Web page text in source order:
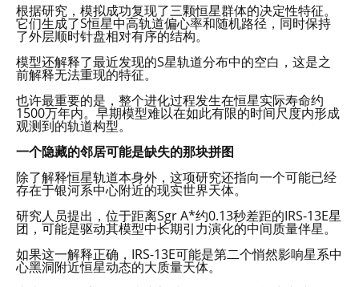
根据研究，模拟成功复现了三颗恒星群体的决定性特征。
它们生成了S恒星中高轨道偏心率和随机路径，同时保持
了外层顺时针盘相对有序的结构。
模型还解释了最近发现的S星轨道分布中的空白，这是之
前解释无法重现的特征。
也许最重要的是，整个进化过程发生在恒星实际寿命约
1500万年内。早期模型难以在如此有限的时间尺度内形成
观测到的轨道构型。
一个隐藏的邻居可能是缺失的那块拼图
除了解释恒星轨道本身外，这项研究还指向一个可能已经
存在于银河系中心附近的现实世界天体。
研究人员提出，位于距离Sgr A*约0.13秒差距的IRS-13E星
团，可能是驱动其模型中长期引力演化的中间质量伴星。
如果这一解释正确，IRS-13E可能是第二个悄然影响星系中
心黑洞附近恒星动态的大质量天体。